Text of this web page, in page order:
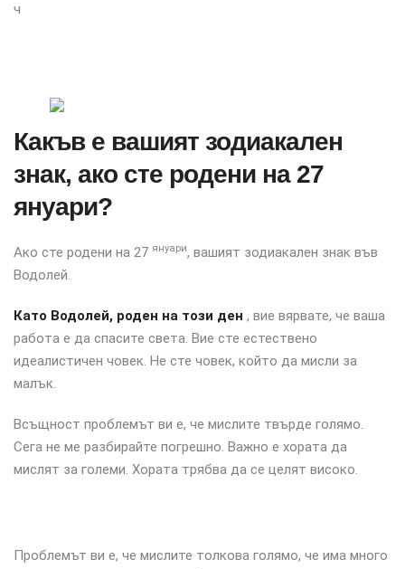
ч
Какъв е вашият зодиакален
знак, ако сте родени на 27
януари?
Ако сте родени на 27 януари, вашият зодиакален знак във
Водолей.
Като Водолей, роден на този ден , вие вярвате, че ваша
работа е да спасите света. Вие сте естествено
идеалистичен човек. Не сте човек, който да мисли за
малък.
Всъщност проблемът ви е, че мислите твърде голямо.
Сега не ме разбирайте погрешно. Важно е хората да
мислят за големи. Хората трябва да се целят високо.
Проблемът ви е, че мислите толкова голямо, че има много